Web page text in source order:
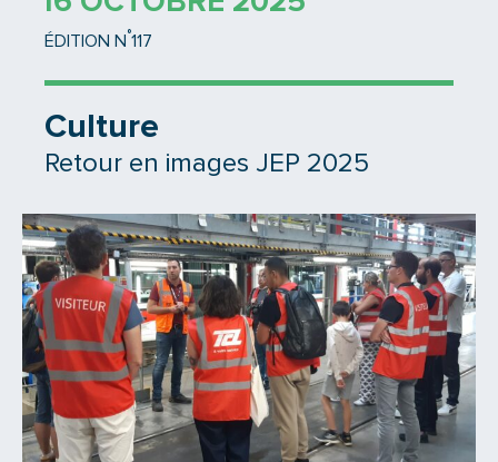
ÉDITION N °117
Culture
Retour en images JEP 2025